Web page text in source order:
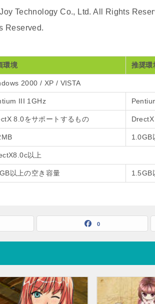
Technology Co., Ltd. All Rights
Reserved.
環境 推奨環
2000 / XP / VISTA
III 1GHz
8.0をサポートするもの
1.0GB
以上
以上の空き容量 1.5GB
0